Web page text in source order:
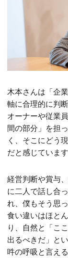
木本さんは「企
軸に合理的に判
オーナーや従業
間の部分」を担
く、そこにどう
だと感じています
経営判断や賞与
に二人で話し合
れ、僕もそう思
食い違いはほと
り、自然と「こ
出るべきだ」と
吽の呼吸と言える